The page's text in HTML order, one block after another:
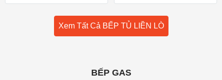
Xem Tất Cả BẾP TỦ LIỀN LÒ
BẾP GAS